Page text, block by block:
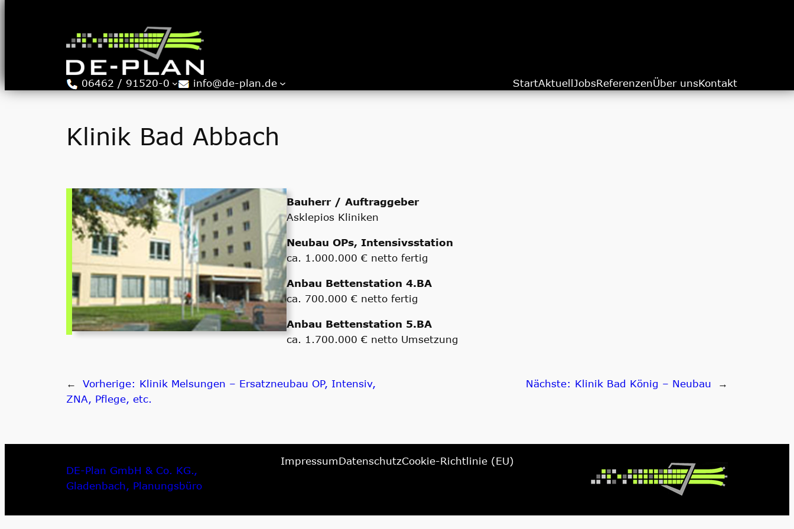
06462 / 91520-0 info@de-plan.de StartAktuellJobsReferenzenÜber unsKontakt
Klinik Bad Abbach
Bauherr / Auftraggeber
Asklepios Kliniken
Neubau OPs, Intensivsstation
ca. 1.000.000 € netto fertig
Anbau Bettenstation 4.BA
ca. 700.000 € netto fertig
Anbau Bettenstation 5.BA
ca. 1.700.000 € netto Umsetzung
← Vorherige: Klinik Melsungen – Ersatzneubau OP, Intensiv,
ZNA, Pflege, etc.
Nächste: Klinik Bad König – Neubau →
DE-Plan GmbH & Co. KG.,
Gladenbach, Planungsbüro
ImpressumDatenschutzCookie-Richtlinie (EU)